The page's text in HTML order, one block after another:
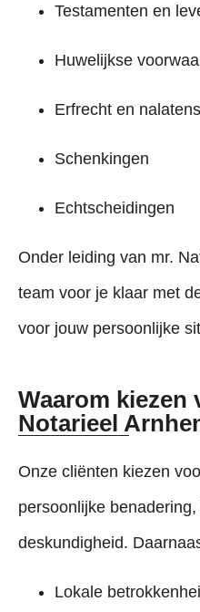
Testamenten en
Huwelijkse
Erfrecht en
Schenkingen
Echtscheidingen
Onder leiding van mr.
team voor je klaar met
voor jouw persoonlijke
Waarom kiezen
Notarieel
Onze cliënten kiezen
persoonlijke
deskundigheid.
Lokale